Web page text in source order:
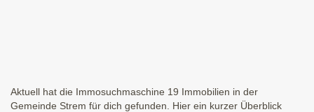
Aktuell hat die Immosuchmaschine 19 Immobilien in der
Gemeinde Strem für dich gefunden. Hier ein kurzer Überblick